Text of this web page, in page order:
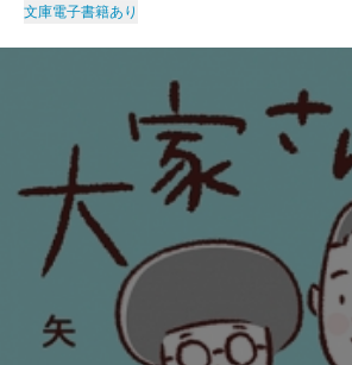
文庫電子書籍あり